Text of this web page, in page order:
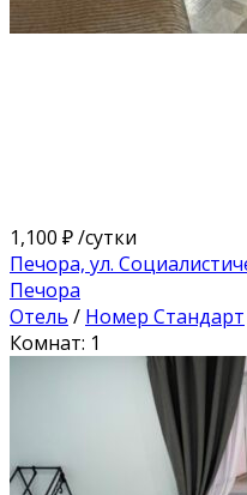
1,100 ₽/сутки
Печора, ул.
Печора
Отель / Номер Стандарт
Комнат: 1